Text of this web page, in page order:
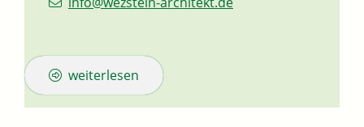
weiterlesen